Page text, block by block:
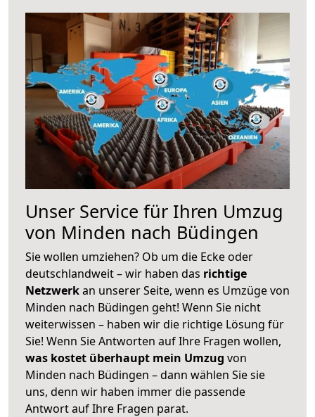
Unser Service für Ihren Umzug
von Minden nach Büdingen
Sie wollen umziehen? Ob um die Ecke oder
deutschlandweit – wir haben das richtige
Netzwerkan unserer Seite, wenn es Umzüge von
Minden nach Büdingen geht! Wenn Sie nicht
weiterwissen – haben wir die richtige Lösung für
Sie! Wenn Sie Antworten auf Ihre Fragen wollen,
was kostet überhaupt mein Umzug von
Minden nach Büdingen – dann wählen Sie sie
uns, denn wir haben immer die passende
Antwort auf Ihre Fragen parat.